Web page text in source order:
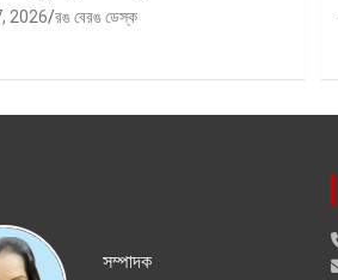
2026 রঙ বেরঙ ডেস্ক
সম্পাদক